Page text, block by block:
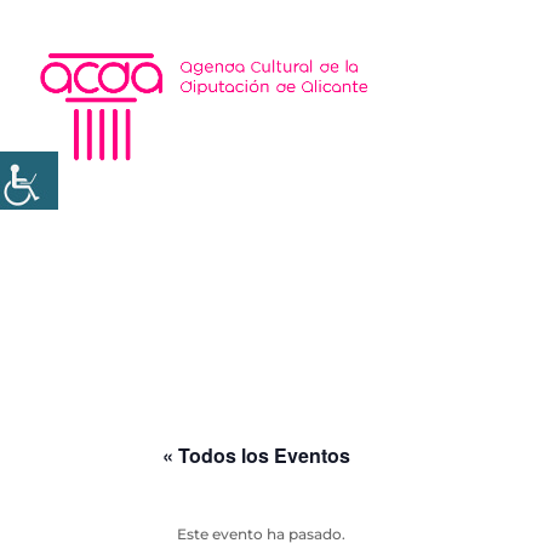
« Todos los Eventos
Este evento ha pasado.